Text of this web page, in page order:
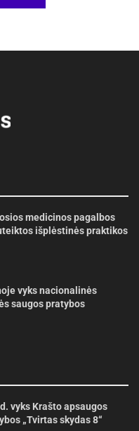
medicinos pagalbos
išplėstinės praktikos
vyks nacionalinės
saugos pratybos
vyks Krašto apsaugos
„Tvirtas skydas 8“